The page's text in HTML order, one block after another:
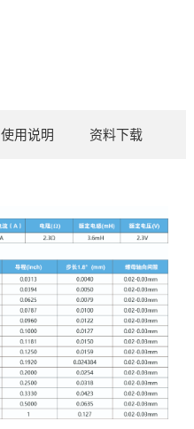
使用说明 资料下载